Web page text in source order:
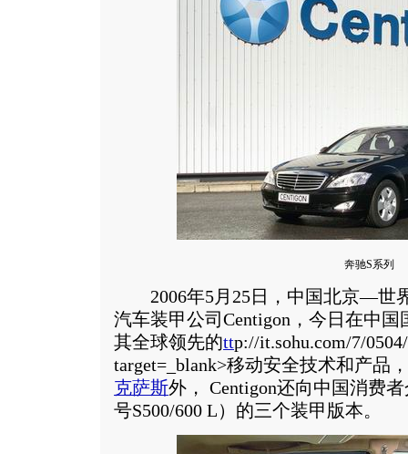
奔驰S系列
2006年5月25日，中国北京—世
汽车装甲公司Centigon，今日在中
其全球领先的ttp://it.sohu.com/7/
target=_blank>移动安全技术和产品
克萨斯外， Centigon还向中国消费
号S500/600 L）的三个装甲版本。